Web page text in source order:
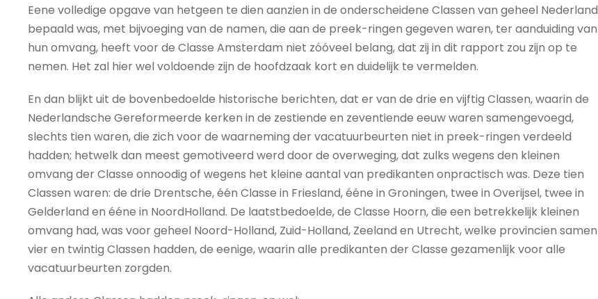
Eene volledige opgave van hetgeen te dien aanzien in de onderscheidene Classen van geheel Nederland
bepaald was, met bijvoeging van de namen, die aan de preek-ringen gegeven waren, ter aanduiding van
hun omvang, heeft voor de Classe Amsterdam niet zóóveel belang, dat zij in dit rapport zou zijn op te
nemen. Het zal hier wel voldoende zijn de hoofdzaak kort en duidelijk te vermelden.
En dan blijkt uit de bovenbedoelde historische berichten, dat er van de drie en vijftig Classen, waarin de
Nederlandsche Gereformeerde kerken in de zestiende en zeventiende eeuw waren samengevoegd,
slechts tien waren, die zich voor de waarneming der vacatuurbeurten niet in preek-ringen verdeeld
hadden; hetwelk dan meest gemotiveerd werd door de overweging, dat zulks wegens den kleinen
omvang der Classe onnoodig of wegens het kleine aantal van predikanten onpractisch was. Deze tien
Classen waren: de drie Drentsche, één Classe in Friesland, ééne in Groningen, twee in Overijsel, twee in
Gelderland en ééne in NoordHolland. De laatstbedoelde, de Classe Hoorn, die een betrekkelijk kleinen
omvang had, was voor geheel Noord-Holland, Zuid-Holland, Zeeland en Utrecht, welke provincien samen
vier en twintig Classen hadden, de eenige, waarin alle predikanten der Classe gezamenlijk voor alle
vacatuurbeurten zorgden.